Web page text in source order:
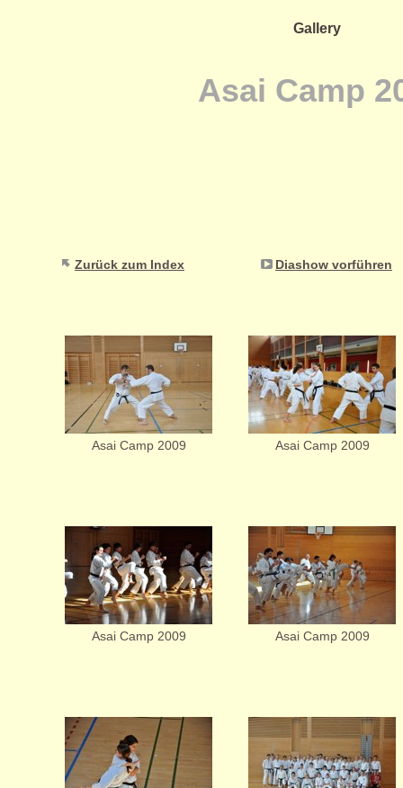
Gallery
Asai Camp
Asai Camp 2009 Asai Camp 2009
Asai Camp 2009 Asai Camp 2009
Zurück zum Index Diashow vorführen